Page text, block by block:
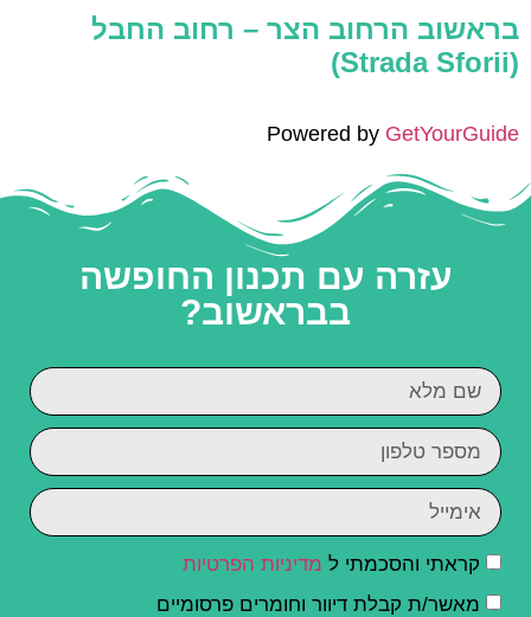
בראשוב הרחוב הצר – רחוב החבל
(Strada Sforii)
Powered by GetYourGuide
עזרה עם תכנון החופשה
בבראשוב?
קראתי והסכמתי ל מדיניות הפרטיות
מאשר/ת קבלת דיוור וחומרים פרסומיים